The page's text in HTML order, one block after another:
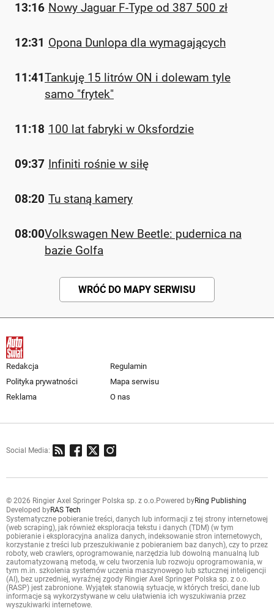
13:16 Nowy Jaguar F-Type od 387 500 zł
12:31 Opona Dunlopa dla wymagających
11:41Tankuję 15 litrów ON i dolewam tyle
samo "frytek"
11:18 100 lat fabryki w Oksfordzie
09:37 Infiniti rośnie w siłę
08:20 Tu staną kamery
08:00Volkswagen New Beetle: pudernica na
bazie Golfa
WRÓĆ DO MAPY SERWISU
Redakcja
Regulamin
Polityka prywatności
Mapa serwisu
Reklama
O nas
Social Media:
© 2026 Ringier Axel Springer Polska sp. z o.o. Powered byRing Publishing
Developed byRAS Tech
Systematyczne pobieranie treści, danych lub informacji z tej strony internetowej
(web scraping), jak również eksploracja tekstu i danych (TDM) (w tym
pobieranie i eksploracyjna analiza danych, indeksowanie stron internetowych,
korzystanie z treści lub przeszukiwanie z pobieraniem baz danych), czy to przez
roboty, web crawlers, oprogramowanie, narzędzia lub dowolną manualną lub
zautomatyzowaną metodą, w celu tworzenia lub rozwoju oprogramowania, w
tym m.in. szkolenia systemów uczenia maszynowego lub sztucznej inteligencji
(AI), bez uprzedniej, wyraźnej zgody Ringier Axel Springer Polska sp. z o.o.
(RASP) jest zabronione. Wyjątek stanowią sytuacje, w których treści, dane lub
informacje są wykorzystywane w celu ułatwienia ich wyszukiwania przez
wyszukiwarki internetowe.